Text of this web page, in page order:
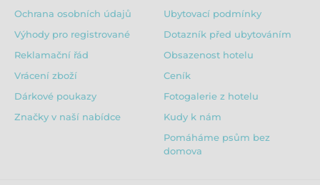
Ochrana osobních údajů
Výhody pro registrované
Reklamační řád
Vrácení zboží
Dárkové poukazy
Značky v naší nabídce
Ubytovací podmínky
Dotazník před ubytováním
Obsazenost hotelu
Ceník
Fotogalerie z hotelu
Kudy k nám
Pomáháme psům bez
domova